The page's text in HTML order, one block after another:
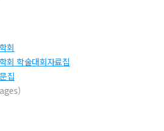
회
회 학술대회자료집
집